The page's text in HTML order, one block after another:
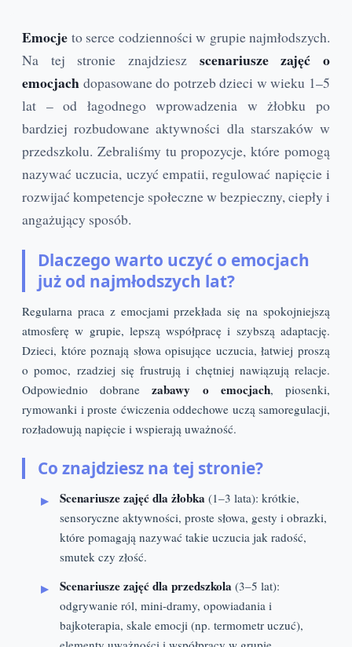
Emocje to serce codzienności w grupie najmłodszych.
Na tej stronie znajdziesz scenariusze zajęć o
emocjach dopasowane do potrzeb dzieci w wieku 1–5
lat – od łagodnego wprowadzenia w żłobku po
bardziej rozbudowane aktywności dla starszaków w
przedszkolu. Zebraliśmy tu propozycje, które pomogą
nazywać uczucia, uczyć empatii, regulować napięcie i
rozwijać kompetencje społeczne w bezpieczny, ciepły i
angażujący sposób.
Dlaczego warto uczyć o emocjach
już od najmłodszych lat?
Regularna praca z emocjami przekłada się na spokojniejszą
atmosferę w grupie, lepszą współpracę i szybszą adaptację.
Dzieci, które poznają słowa opisujące uczucia, łatwiej proszą
o pomoc, rzadziej się frustrują i chętniej nawiązują relacje.
Odpowiednio dobranezabawy o emocjach, piosenki,
rymowanki i proste ćwiczenia oddechowe uczą samoregulacji,
rozładowują napięcie i wspierają uważność.
Co znajdziesz na tej stronie?
Scenariusze zajęć dla żłobka (1–3 lata): krótkie,
sensoryczne aktywności, proste słowa, gesty i obrazki,
które pomagają nazywać takie uczucia jak radość,
smutek czy złość.
Scenariusze zajęć dla przedszkola (3–5 lat):
odgrywanie ról, mini-dramy, opowiadania i
bajkoterapia, skale emocji (np. termometr uczuć),